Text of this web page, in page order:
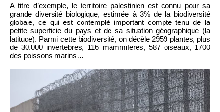
A titre d’exemple, le territoire palestinien est connu pour sa
grande diversité biologique, estimée à 3% de la biodiversité
globale, ce qui est contemplé important compte tenu de la
petite superficie du pays et de sa situation géographique (la
latitude). Parmi cette biodiversité, on décèle 2959 plantes, plus
de 30.000 invertébrés, 116 mammifères, 587 oiseaux, 1700
des poissons marins…